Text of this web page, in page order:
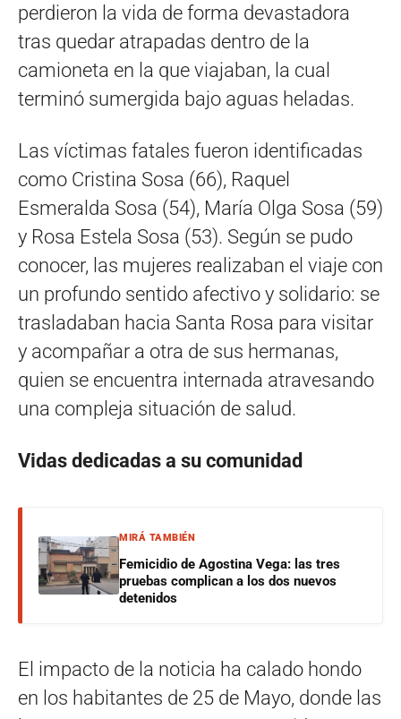
perdieron la vida de forma devastadora
tras quedar atrapadas dentro de la
camioneta en la que viajaban, la cual
terminó sumergida bajo aguas heladas.
Las víctimas fatales fueron identificadas
como Cristina Sosa (66), Raquel
Esmeralda Sosa (54), María Olga Sosa (59)
y Rosa Estela Sosa (53). Según se pudo
conocer, las mujeres realizaban el viaje con
un profundo sentido afectivo y solidario: se
trasladaban hacia Santa Rosa para visitar
y acompañar a otra de sus hermanas,
quien se encuentra internada atravesando
una compleja situación de salud.
Vidas dedicadas a su comunidad
MIRÁ TAMBIÉN
Femicidio de Agostina Vega: las tres
pruebas complican a los dos nuevos
detenidos
El impacto de la noticia ha calado hondo
en los habitantes de 25 de Mayo, donde las